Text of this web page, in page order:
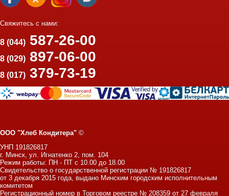
Свяжитесь с нами:
8 (044) 587-26-00
8 (029) 897-06-00
8 (017) 379-73-19
ООО "Хлеб Кондитера" ©
УНП 191826817
г. Минск, ул. Игнатенко 2, пом. 104
Режим работы: ПН - ПТ с 10.00 до 18.00
Свидетельство о государственной регистрации № 191826817
от 3 декабря 2015 года, выдано Минским городским исполнительным
комитетом
Регистрационный номер в Торговом реестре № 208359 от 27 февраля